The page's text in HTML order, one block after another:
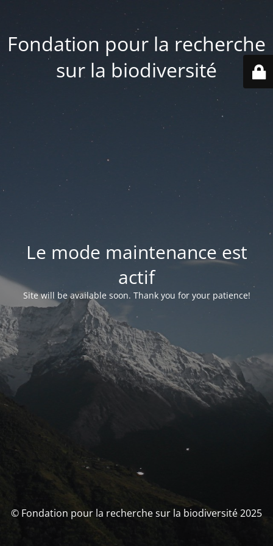
Fondation pour la recherche
sur la biodiversité
Le mode maintenance est
actif
Site will be available soon. Thank you for your patience!
© Fondation pour la recherche sur la biodiversité 2025